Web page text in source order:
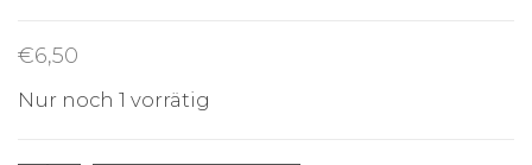
€6,50
Nur noch 1 vorrätig